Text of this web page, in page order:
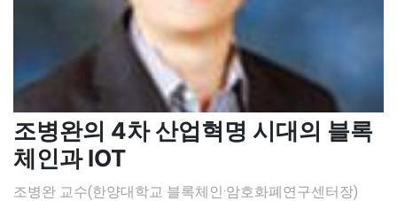
조병완의 4차 산업혁명 시대의 블록
체인과 IOT
조병완 교수(한양대학교 블록체인·암호화폐연구센터장)